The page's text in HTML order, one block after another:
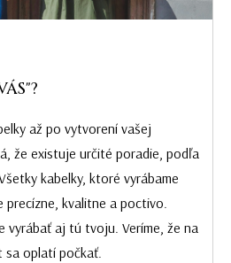
až po vytvorení vašej
že existuje určité poradie, podľa
kabelky, ktoré vyrábame
kvalitne a poctivo.
vyrábať aj tú tvoju. Veríme, že na
sa oplatí počkať.